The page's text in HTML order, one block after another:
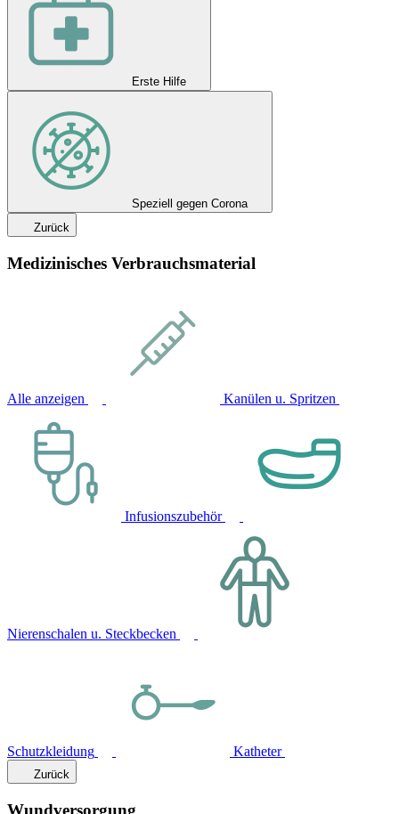
Erste Hilfe
Speziell gegen Corona
Zurück
Medizinisches Verbrauchsmaterial
Alle anzeigen Kanülen u. Spritzen
Infusionszubehör
Nierenschalen u. Steckbecken
Schutzkleidung Katheter
Zurück
Wundversorgung